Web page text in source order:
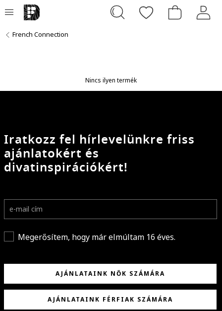
French Connection
Nincs ilyen termék
Iratkozz fel hírlevelünkre friss
ajánlatokért és
divatinspirációkért!
Megerősítem, hogy már elmúltam 16 éves.
AJÁNLATAINK NŐK SZÁMÁRA
AJÁNLATAINK FÉRFIAK SZÁMÁRA